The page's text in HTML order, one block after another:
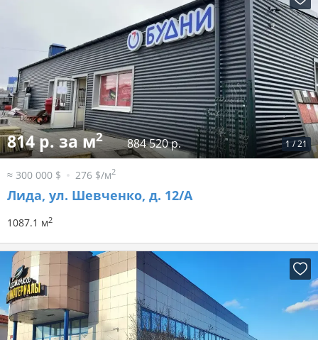
1 /21
814 р. за м2 884 520 р.
≈ 300 000 $ 276 $/м2
Лида, ул. Шевченко, д. 12/А
1087.1 м2